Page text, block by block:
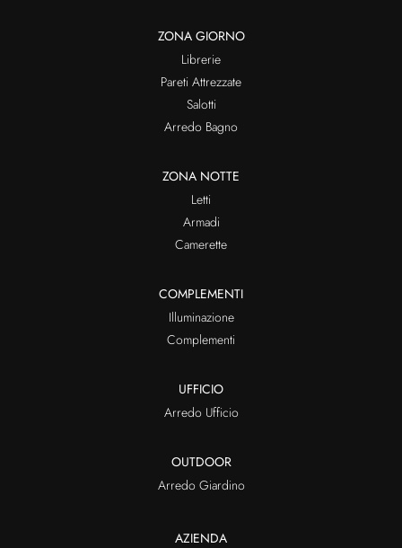
ZONA GIORNO
Librerie
Pareti Attrezzate
Salotti
Arredo Bagno
ZONA NOTTE
Letti
Armadi
Camerette
COMPLEMENTI
Illuminazione
Complementi
UFFICIO
Arredo Ufficio
OUTDOOR
Arredo Giardino
AZIENDA